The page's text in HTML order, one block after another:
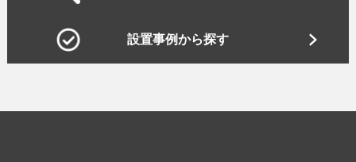
設置事例から探す